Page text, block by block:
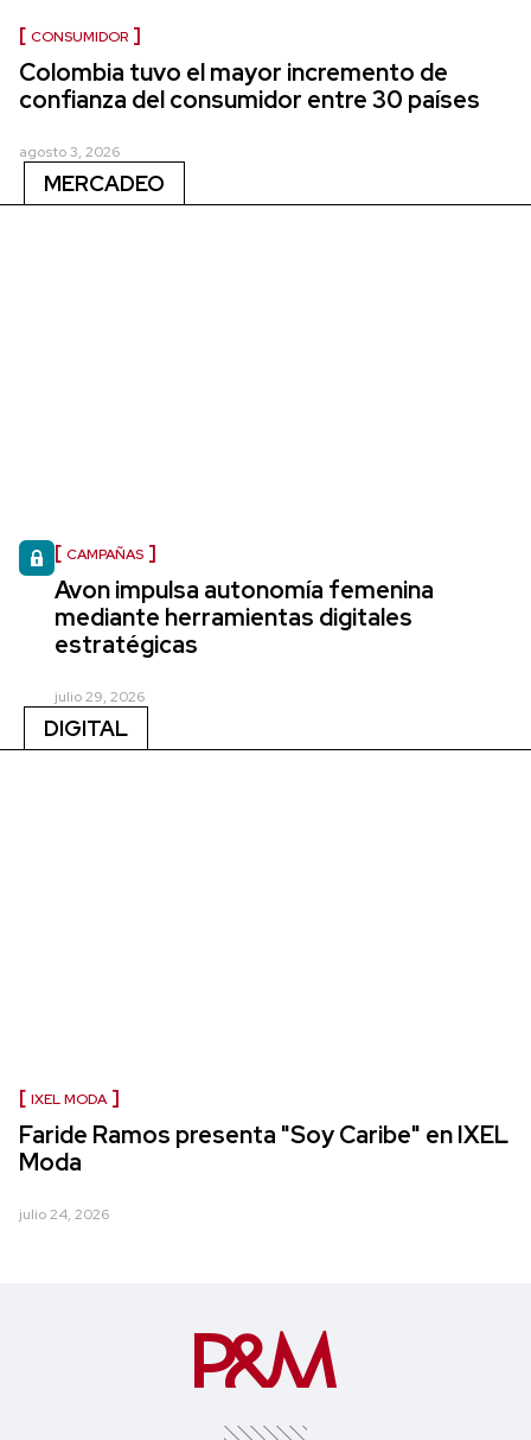
CONSUMIDOR
Colombia tuvo el mayor incremento de
confianza del consumidor entre 30 países
agosto 3, 2026
MERCADEO
CAMPAÑAS
Avon impulsa autonomía femenina
mediante herramientas digitales
estratégicas
julio 29, 2026
DIGITAL
IXEL MODA
Faride Ramos presenta "Soy Caribe" en IXEL
Moda
julio 24, 2026